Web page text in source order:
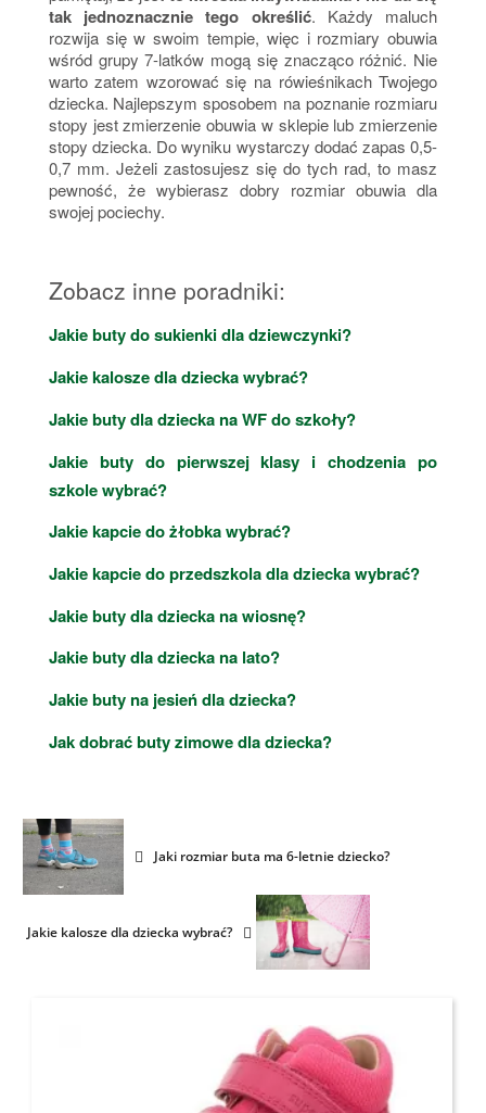
tak jednoznacznie tego określić. Każdy maluch
rozwija się w swoim tempie, więc i rozmiary obuwia
wśród grupy 7-latków mogą się znacząco różnić. Nie
warto zatem wzorować się na rówieśnikach Twojego
dziecka. Najlepszym sposobem na poznanie rozmiaru
stopy jest zmierzenie obuwia w sklepie lub zmierzenie
stopy dziecka. Do wyniku wystarczy dodać zapas 0,5-
0,7 mm. Jeżeli zastosujesz się do tych rad, to masz
pewność, że wybierasz dobry rozmiar obuwia dla
swojej pociechy.
Zobacz inne poradniki:
Jakie buty do sukienki dla dziewczynki?
Jakie kalosze dla dziecka wybrać?
Jakie buty dla dziecka na WF do szkoły?
Jakie buty do pierwszej klasy i chodzenia po
szkole wybrać?
Jakie kapcie do żłobka wybrać?
Jakie kapcie do przedszkola dla dziecka wybrać?
Jakie buty dla dziecka na wiosnę?
Jakie buty dla dziecka na lato?
Jakie buty na jesień dla dziecka?
Jak dobrać buty zimowe dla dziecka?
Jaki rozmiar buta ma 6-letnie dziecko?
Jakie kalosze dla dziecka wybrać?